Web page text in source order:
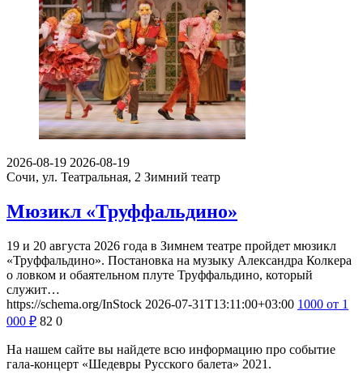
2026-08-19 2026-08-19
Сочи, ул. Театральная, 2 Зимний театр
Мюзикл «Труффальдино»
19 и 20 августа 2026 года в Зимнем театре пройдет мюзикл
«Труффальдино». Постановка на музыку Александра Колкера
о ловком и обаятельном плуте Труффальдино, который
служит…
https://schema.org/InStock 2026-07-31T13:11:00+03:00 1000 от 1
000 ₽ 82 0
На нашем сайте вы найдете всю информацию про событие
гала-концерт «Шедевры Русского балета» 2021.